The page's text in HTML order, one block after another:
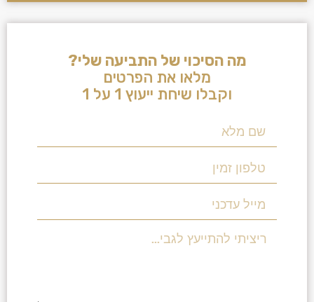
מה הסיכוי של התביעה שלי?
מלאו את הפרטים
וקבלו שיחת ייעוץ 1 על 1